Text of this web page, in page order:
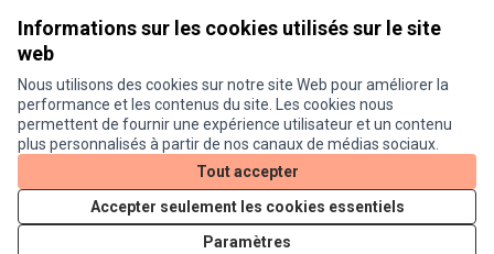
Informations sur les cookies utilisés sur le site
web
Nous utilisons des cookies sur notre site Web pour améliorer la
performance et les contenus du site. Les cookies nous
permettent de fournir une expérience utilisateur et un contenu
plus personnalisés à partir de nos canaux de médias sociaux.
Tout accepter
Accepter seulement les cookies essentiels
Paramètres
Conditions d'utilisation
Paramètres des cookies
Je participe ! sur X
(Lien externe)
Je participe ! sur Facebook
Je participe ! sur Instagram
Licence
(Lien